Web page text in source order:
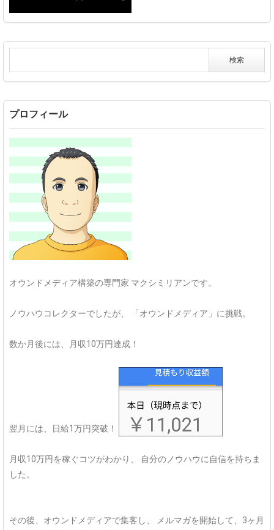
プロフィール
オウンドメディア構築の専門家 マクシミリアンです。
ノウハウコレクターでしたが、 「オウンドメディア」に挑戦。
数か月後には、月収10万円達成！
翌月には、日給1万円突破！
月収10万円を稼ぐコツがわかり、
自分のノウハウに自信を持ちま
した。
その後、オウンドメディアで集客し、
メルマガを開始して、3ヶ月